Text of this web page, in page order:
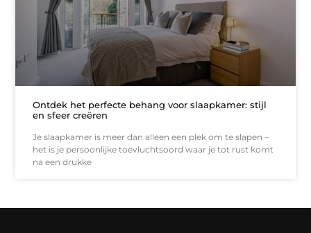
Ontdek het perfecte behang voor slaapkamer: stijl
en sfeer creëren
Je slaapkamer is meer dan alleen een plek om te slapen –
het is je persoonlijke toevluchtsoord waar je tot rust komt
na een drukke